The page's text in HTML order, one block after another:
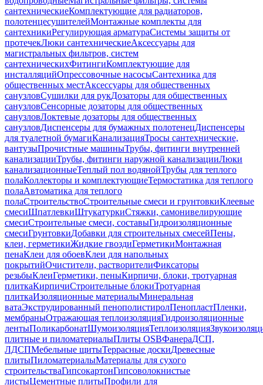
сантехническиеКомплектующие для радиаторов,
полотенцесушителейМонтажные комплекты для
сантехникиРегулирующая арматураСистемы защиты от
протечекЛюки сантехническиеАксессуары для
магистральных фильтров, систем
сантехническихФитингиКомплектующие для
инсталляцийОпрессовочные насосыСантехника для
общественных местАксессуары для общественных
санузловСушилки для рукДозаторы для общественных
санузловСенсорные дозаторы для общественных
санузловЛоктевые дозаторы для общественных
санузловДиспенсеры для бумажных полотенецДиспенсеры
для туалетной бумагиКанализацияТросы сантехнические,
вантузыПрочистные машиныТрубы, фитинги внутренней
канализацииТрубы, фитинги наружной канализацииЛюки
канализационныеТеплый пол водянойТрубы для теплого
полаКоллекторы и комплектующиеТермостатика для теплого
полаАвтоматика для теплого
полаСтроительствоСтроительные смеси и грунтовкиКлеевые
смесиШпатлевкиШтукатуркиСтяжки, самонивелирующие
смесиСтроительные смеси, составыГидроизоляционные
смесиГрунтовкиДобавки для строительных смесейПены,
клеи, герметикиЖидкие гвоздиГерметикиМонтажная
пенаКлеи для обоевКлеи для напольных
покрытийОчистители, растворителиФиксаторы
резьбыКлеиГерметики, пеныКирпичи, блоки, тротуарная
плиткаКирпичиСтроительные блокиТротуарная
плиткаИзоляционные материалыМинеральная
ватаЭкструдированный пенополистиролПенопластПленки,
мембраныОтражающая теплоизоляцияГидроизоляционные
лентыПоликарбонатШумоизоляцияТеплоизоляция
плитные и пиломатериалыПлиты OSBФанераДСП,
ЛДСПМебельные щитыТеррасные доскиДревесные
плитыПиломатериалыМатериалы для сухого
строительстваГипсокартонГипсоволокнистые
листыЦементные плитыПрофили для